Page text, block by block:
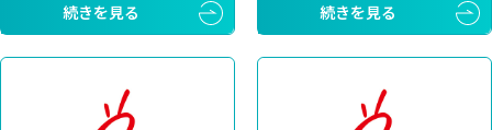
続きを見る
続きを見る